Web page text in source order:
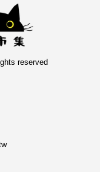
reserved